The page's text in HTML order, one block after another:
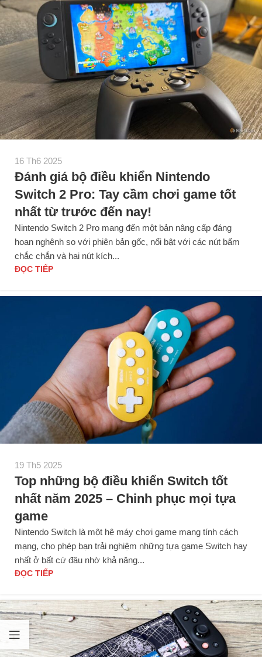
16 Th6 2025
Đánh giá bộ điều khiển Nintendo
Switch 2 Pro: Tay cầm chơi game tốt
nhất từ trước đến nay!
Nintendo Switch 2 Pro mang đến một bản nâng cấp đáng
hoan nghênh so với phiên bản gốc, nổi bật với các nút bấm
chắc chắn và hai nút kích...
ĐỌC TIẾP
19 Th5 2025
Top những bộ điều khiển Switch tốt
nhất năm 2025 – Chinh phục mọi tựa
game
Nintendo Switch là một hệ máy chơi game mang tính cách
mạng, cho phép bạn trải nghiệm những tựa game Switch hay
nhất ở bất cứ đâu nhờ khả năng...
ĐỌC TIẾP